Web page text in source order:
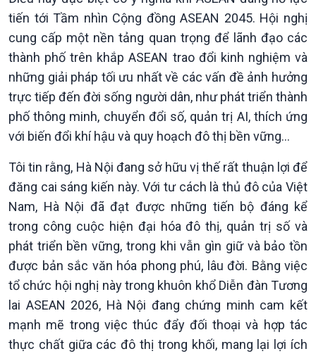
Tin Đời sống & Xã hội
360 độ Sức khỏe
Chuyển đổi Xanh
Tài nguyên và Môi trường
Chuyên gia của bạn
Xã hội chuyển động
Bước chân đến trường
Khoa học & Công nghệ
Tin Khoa học & Công nghệ
Kết nối công nghệ
Sống chung với biến đổi
khí hậu
tiến tới Tầm nhìn Cộng đồng ASEAN 2045. Hội nghị
cung cấp một nền tảng quan trọng để lãnh đạo các
thành phố trên khắp ASEAN trao đổi kinh nghiệm và
những giải pháp tối ưu nhất về các vấn đề ảnh hưởng
trực tiếp đến đời sống người dân, như phát triển thành
phố thông minh, chuyển đổi số, quản trị AI, thích ứng
với biến đổi khí hậu và quy hoạch đô thị bền vững…
Tôi tin rằng, Hà Nội đang sở hữu vị thế rất thuận lợi để
đăng cai sáng kiến này. Với tư cách là thủ đô của Việt
Nam, Hà Nội đã đạt được những tiến bộ đáng kể
trong công cuộc hiện đại hóa đô thị, quản trị số và
phát triển bền vững, trong khi vẫn gìn giữ và bảo tồn
được bản sắc văn hóa phong phú, lâu đời. Bằng việc
tổ chức hội nghị này trong khuôn khổ Diễn đàn Tương
lai ASEAN 2026, Hà Nội đang chứng minh cam kết
mạnh mẽ trong việc thúc đẩy đối thoại và hợp tác
thực chất giữa các đô thị trong khối, mang lại lợi ích